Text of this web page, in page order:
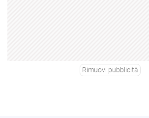
Rimuovi pubblicità